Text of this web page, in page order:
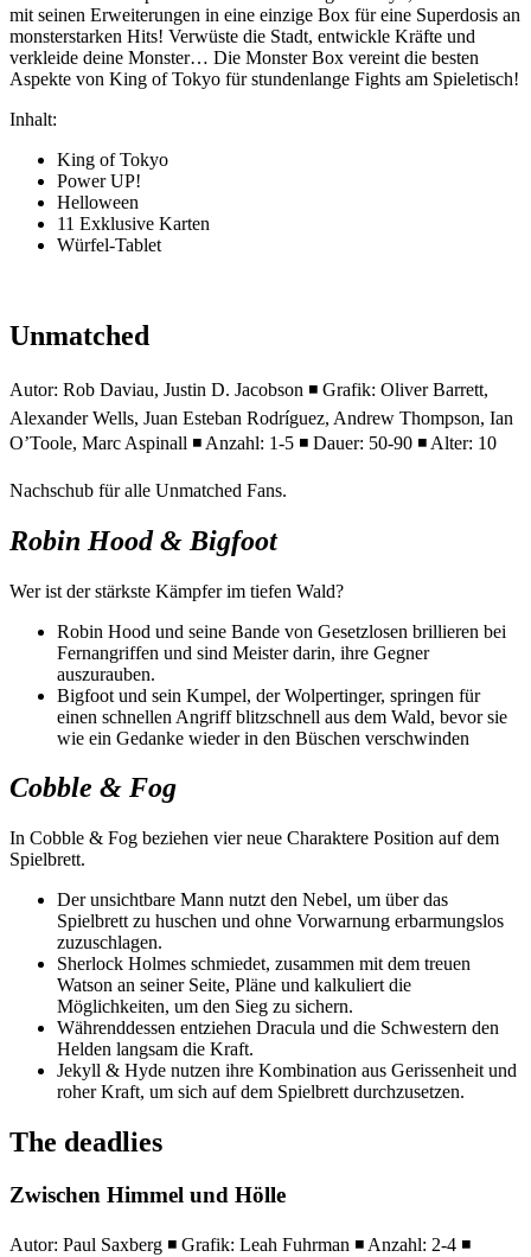
mit seinen Erweiterungen in eine einzige Box für eine Superdosis an
monsterstarken Hits! Verwüste die Stadt, entwickle Kräfte und
verkleide deine Monster… Die Monster Box vereint die besten
Aspekte von King of Tokyo für stundenlange Fights am Spieletisch!
Inhalt:
King of Tokyo
Power UP!
Helloween
11 Exklusive Karten
Würfel-Tablet
Unmatched
Autor: Rob Daviau, Justin D. Jacobson ◾ Grafik: Oliver Barrett,
Alexander Wells, Juan Esteban Rodríguez, Andrew Thompson, Ian
O’Toole, Marc Aspinall ◾ Anzahl: 1-5 ◾ Dauer: 50-90 ◾ Alter: 10
Nachschub für alle Unmatched Fans.
Robin Hood & Bigfoot
Wer ist der stärkste Kämpfer im tiefen Wald?
Robin Hood und seine Bande von Gesetzlosen brillieren bei
Fernangriffen und sind Meister darin, ihre Gegner
auszurauben.
Bigfoot und sein Kumpel, der Wolpertinger, springen für
einen schnellen Angriff blitzschnell aus dem Wald, bevor sie
wie ein Gedanke wieder in den Büschen verschwinden
Cobble & Fog
In Cobble & Fog beziehen vier neue Charaktere Position auf dem
Spielbrett.
Der unsichtbare Mann nutzt den Nebel, um über das
Spielbrett zu huschen und ohne Vorwarnung erbarmungslos
zuzuschlagen.
Sherlock Holmes schmiedet, zusammen mit dem treuen
Watson an seiner Seite, Pläne und kalkuliert die
Möglichkeiten, um den Sieg zu sichern.
Währenddessen entziehen Dracula und die Schwestern den
Helden langsam die Kraft.
Jekyll & Hyde nutzen ihre Kombination aus Gerissenheit und
roher Kraft, um sich auf dem Spielbrett durchzusetzen.
The deadlies
Zwischen Himmel und Hölle
Autor: Paul Saxberg ◾ Grafik: Leah Fuhrman ◾ Anzahl: 2-4 ◾